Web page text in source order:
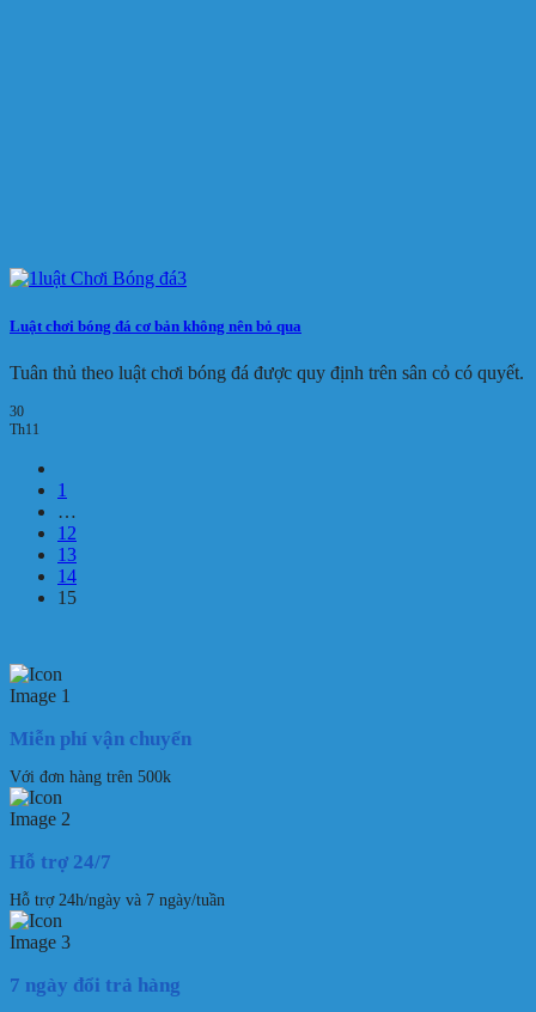
Luật chơi bóng đá cơ bản không nên bỏ qua
Tuân thủ theo luật chơi bóng đá được quy định trên sân cỏ có quyết.
30
Th11
1
…
12
13
14
15
Miễn phí vận chuyển
Với đơn hàng trên 500k
Hỗ trợ 24/7
Hỗ trợ 24h/ngày và 7 ngày/tuần
7 ngày đổi trả hàng